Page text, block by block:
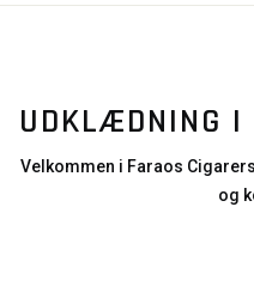
UDKLÆDNING I
Velkommen i Faraos
og